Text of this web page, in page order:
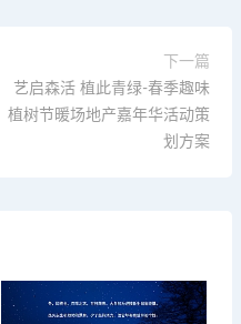
下一篇
艺启森活 植此青绿-春季趣味
植树节暖场地产嘉年华活动策
划方案